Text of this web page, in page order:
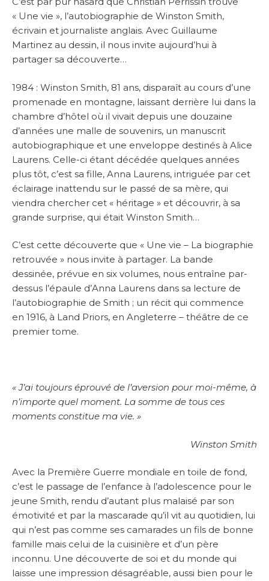
« Une vie », l’autobiographie de Winston Smith,
écrivain et journaliste anglais. Avec Guillaume
Martinez au dessin, il nous invite aujourd’hui à
partager sa découverte…
1984 : Winston Smith, 81 ans, disparaît au cours d’une
promenade en montagne, laissant derrière lui dans la
chambre d’hôtel où il vivait depuis une douzaine
d’années une malle de souvenirs, un manuscrit
autobiographique et une enveloppe destinés à Alice
Laurens. Celle-ci étant décédée quelques années
plus tôt, c’est sa fille, Anna Laurens, intriguée par cet
éclairage inattendu sur le passé de sa mère, qui
viendra chercher cet « héritage » et découvrir, à sa
grande surprise, qui était Winston Smith…
C’est cette découverte que « Une vie – La biographie
retrouvée » nous invite à partager. La bande
dessinée, prévue en six volumes, nous entraîne par-
dessus l’épaule d’Anna Laurens dans sa lecture de
l’autobiographie de Smith ; un récit qui commence
en 1916, à Land Priors, en Angleterre – théâtre de ce
premier tome.
« J’ai toujours éprouvé de l’aversion pour moi-même, à
n’importe quel moment. La somme de tous ces
moments constitue ma vie. »
Winston Smith
Avec la Première Guerre mondiale en toile de fond,
c’est le passage de l’enfance à l’adolescence pour le
jeune Smith, rendu d’autant plus malaisé par son
émotivité et par la mascarade qu’il vit au quotidien, lui
qui n’est pas comme ses camarades un fils de bonne
famille mais celui de la cuisinière et d’un père
inconnu. Une découverte de soi et du monde qui
laisse une impression désagréable, aussi bien pour le